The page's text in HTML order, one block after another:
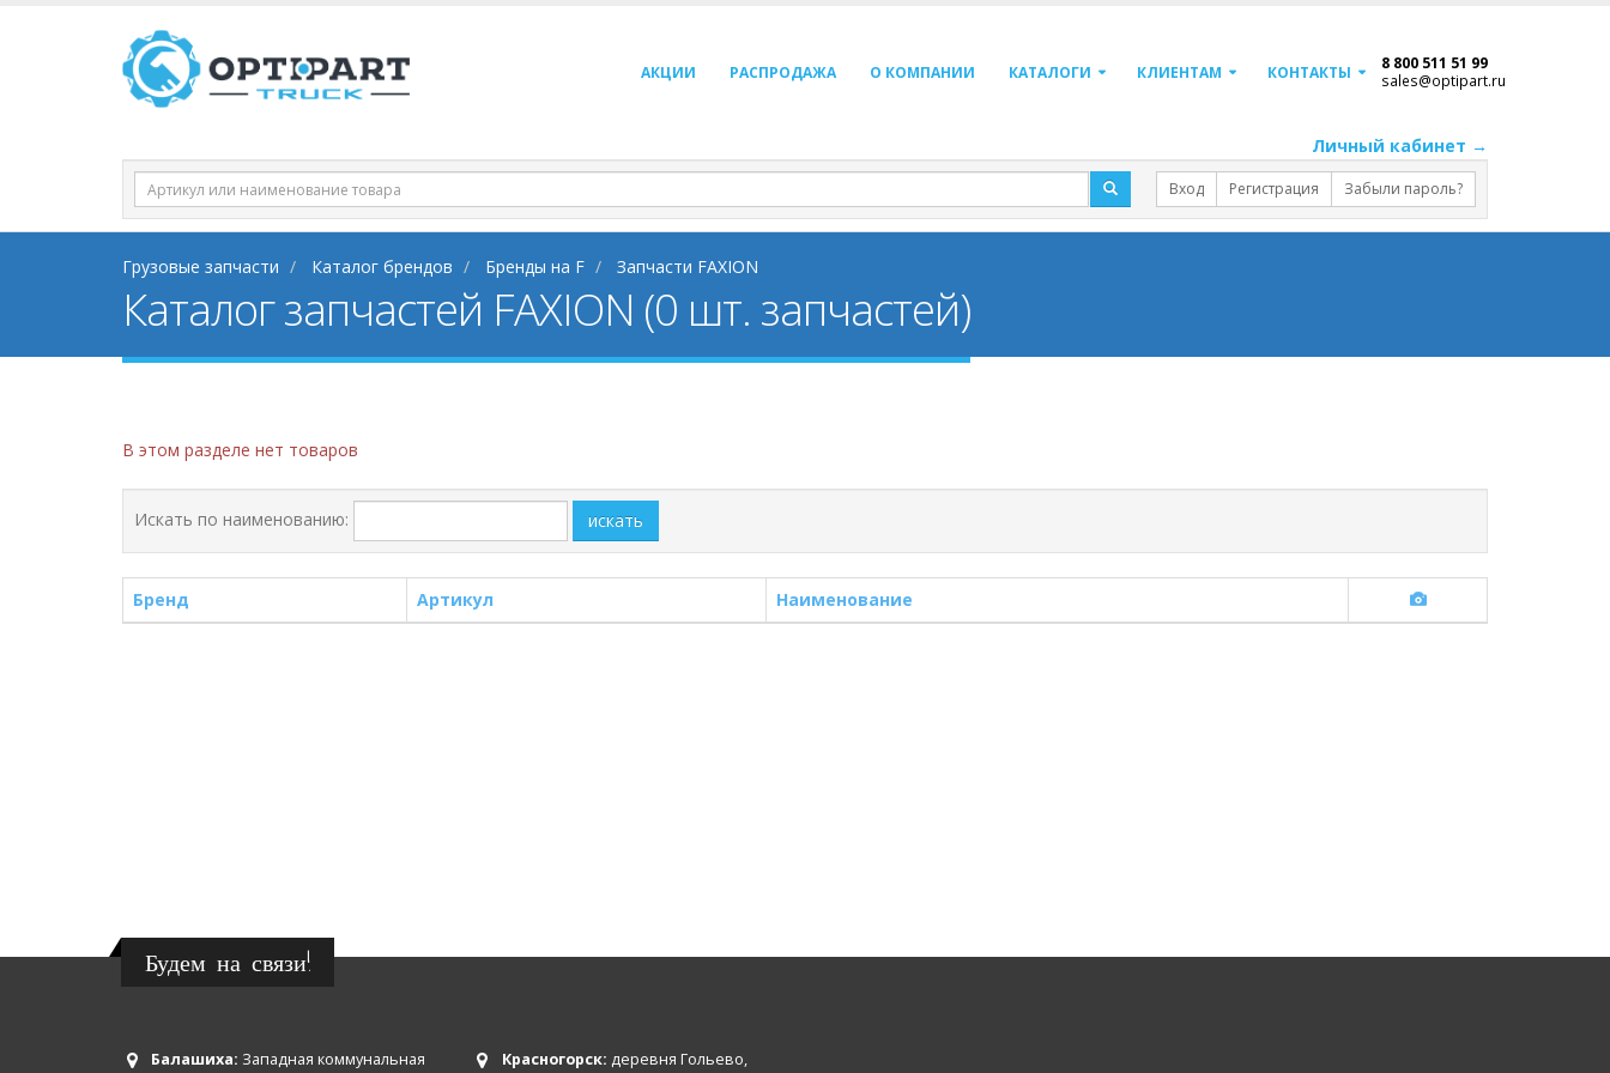
АКЦИИ РАСПРОДАЖА О КОМПАНИИ КАТАЛОГИ КЛИЕНТАМ КОНТАКТЫ 8 800 511 51 99
sales@optipart.ru
Личный кабинет →
Вход Регистрация Забыли пароль?
Грузовые запчасти Каталог брендов Бренды на F Запчасти FAXION
Каталог запчастей FAXION (0 шт. запчастей)
В этом разделе нет товаров
Искать по наименованию: искать
Бренд Артикул Наименование
Будем на связи!
Балашиха: Западная коммунальная Красногорск: деревня Гольево,